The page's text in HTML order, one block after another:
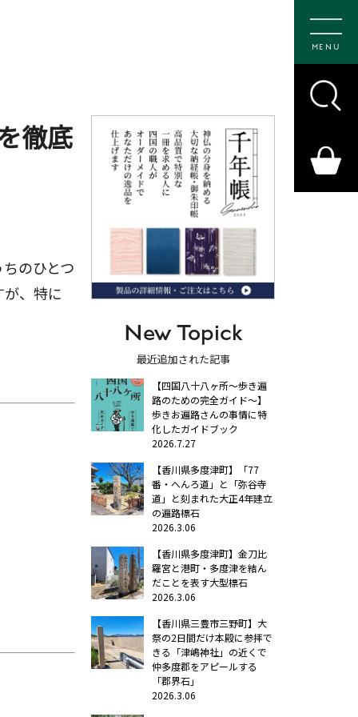
MENU
徹底
のひとつ
、特に
New Topick
最近追加された記事
【四国八十八ヶ所～歩き遍
路のための完全ガイド～】
歩きお遍路さんの事情に特
化したガイドブック
2026.7.27
【香川県多度津町】「77
番・へんろ道」と「弥谷寺
道」と刻まれた大正4年建立
の遍路標石
2026.3.06
【香川県多度津町】金刀比
羅宮と港町・多度津を結ん
だことを表す大型標石
2026.3.06
【香川県三豊市三野町】大
祭の2日間だけ本殿に参拝で
きる「津嶋神社」の近くで
仲多度郡をアピールする
「郡界石」
2026.3.06